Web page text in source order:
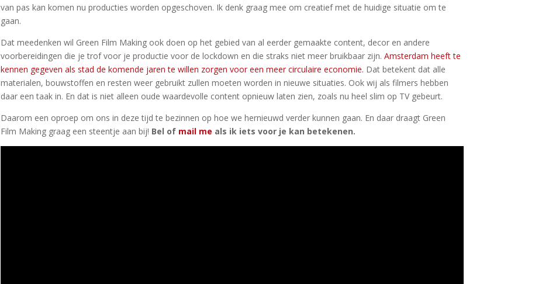
van pas kan komen nu producties worden opgeschoven. Ik denk graag mee om creatief met de huidige situatie om te
gaan.
Dat meedenken wil Green Film Making ook doen op het gebied van al eerder gemaakte content, decor en andere
voorbereidingen die je trof voor je productie voor de lockdown en die straks niet meer bruikbaar zijn. Amsterdam heeft te
kennen gegeven als stad de komende jaren te willen zorgen voor een meer circulaire economie. Dat betekent dat alle
materialen, bouwstoffen en resten weer gebruikt zullen moeten worden in nieuwe situaties. Ook wij als filmers hebben
daar een taak in. En dat is niet alleen oude waardevolle content opnieuw laten zien, zoals nu heel slim op TV gebeurt.
Daarom een oproep om ons in deze tijd te bezinnen op hoe we hernieuwd verder kunnen gaan. En daar draagt Green
Film Making graag een steentje aan bij! Bel of mail me als ik iets voor je kan betekenen.